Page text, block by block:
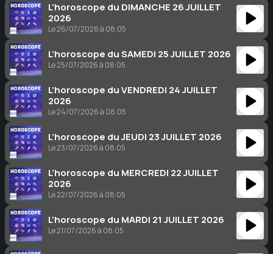
L’horoscope du DIMANCHE 26 JUILLET
2026
Le 26/07/2026 à 08:05
L’horoscope du SAMEDI 25 JUILLET 2026
Le 25/07/2026 à 08:05
L’horoscope du VENDREDI 24 JUILLET
2026
Le 24/07/2026 à 08:05
L’horoscope du JEUDI 23 JUILLET 2026
Le 23/07/2026 à 08:05
L’horoscope du MERCREDI 22 JUILLET
2026
Le 22/07/2026 à 08:05
L’horoscope du MARDI 21 JUILLET 2026
Le 21/07/2026 à 08:05